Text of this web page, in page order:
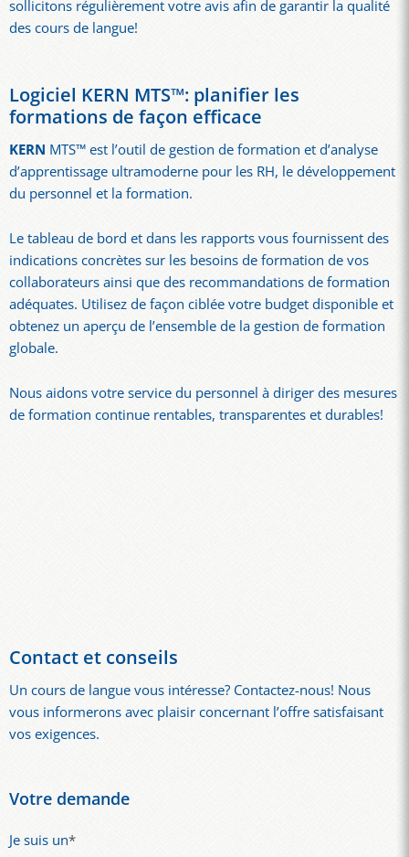
sollicitons régulièrement votre avis afin de garantir la qualité
des cours de langue!
Logiciel KERN MTS™: planifier les
formations de façon efficace
KERN MTS™ est l’outil de gestion de formation et d’analyse
d’apprentissage ultramoderne pour les RH, le développement
du personnel et la formation.
Le tableau de bord et dans les rapports vous fournissent des
indications concrètes sur les besoins de formation de vos
collaborateurs ainsi que des recommandations de formation
adéquates. Utilisez de façon ciblée votre budget disponible et
obtenez un aperçu de l’ensemble de la gestion de formation
globale.
Nous aidons votre service du personnel à diriger des mesures
de formation continue rentables, transparentes et durables!
Contact et conseils
Un cours de langue vous intéresse? Contactez-nous! Nous
vous informerons avec plaisir concernant l’offre satisfaisant
vos exigences.
Votre demande
Je suis un*